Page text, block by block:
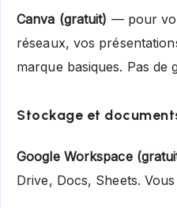
Canva (gratuit) — pour
réseaux, vos
marque basiques. Pas de
Stockage et
Google Workspace
Drive, Docs, Sheets.